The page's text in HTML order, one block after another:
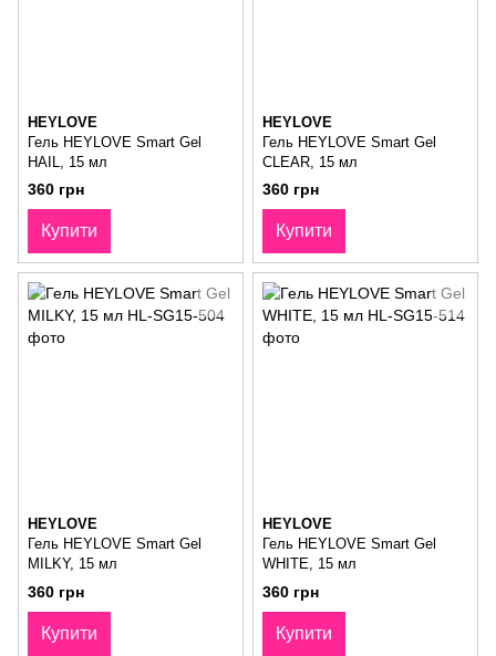
HEYLOVE
Гель HEYLOVE Smart Gel
HAIL, 15 мл
360 грн
Купити
HEYLOVE
Гель HEYLOVE Smart Gel
CLEAR, 15 мл
360 грн
Купити
HEYLOVE
Гель HEYLOVE Smart Gel
MILKY, 15 мл
360 грн
Купити
HEYLOVE
Гель HEYLOVE Smart Gel
WHITE, 15 мл
360 грн
Купити